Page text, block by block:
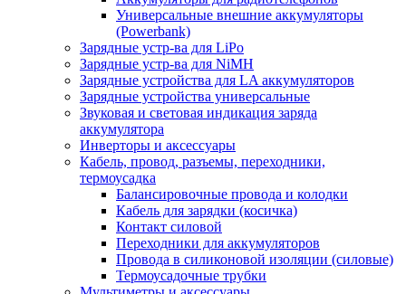
Универсальные внешние аккумуляторы
(Powerbank)
Зарядные устр-ва для LiPo
Зарядные устр-ва для NiMH
Зарядные устройства для LA аккумуляторов
Зарядные устройства универсальные
Звуковая и световая индикация заряда
аккумулятора
Инверторы и аксессуары
Кабель, провод, разъемы, переходники,
термоусадка
Балансировочные провода и колодки
Кабель для зарядки (косичка)
Контакт силовой
Переходники для аккумуляторов
Провода в силиконовой изоляции (силовые)
Термоусадочные трубки